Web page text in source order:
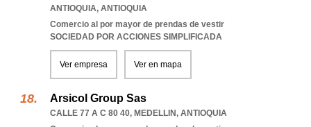
ANTIOQUIA, ANTIOQUIA
Comercio al por mayor de prendas de vestir
SOCIEDAD POR ACCIONES SIMPLIFICADA
Ver empresa Ver en mapa
Arsicol Group Sas
CALLE 77 A C 80 40, MEDELLIN, ANTIOQUIA